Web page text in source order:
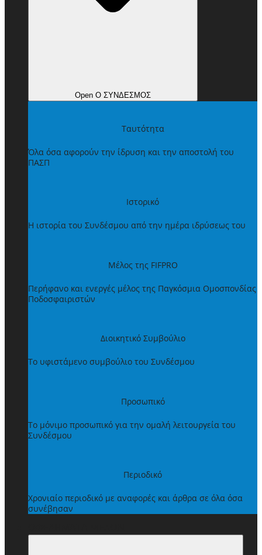
Open Ο ΣΥΝΔΕΣΜΟΣ
Ταυτότητα
Όλα όσα αφορούν την ίδρυση και την αποστολή του
ΠΑΣΠ
Ιστορικό
Η ιστορία του Συνδέσμου από την ημέρα ιδρύσεως του
Μέλος της FIFPRO
Περήφανο και ενεργές μέλος της Παγκόσμια Ομοσπονδίας
Ποδοσφαιριστών
Διοικητικό Συμβούλιο
Το υφιστάμενο συμβούλιο του Συνδέσμου
Προσωπικό
Το μόνιμο προσωπικό για την ομαλή λειτουργεία του
Συνδέσμου
Περιοδικό
Χρονιαίο περιοδικό με αναφορές και άρθρα σε όλα όσα
συνέβησαν